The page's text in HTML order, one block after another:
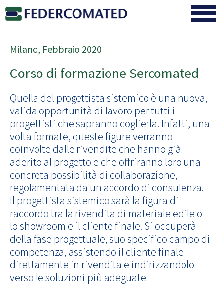
Milano, Febbraio 2020
Corso di formazione Sercomated
Quella del progettista sistemico è una nuova,
valida opportunità di lavoro per tutti i
progettisti che sapranno coglierla. Infatti, una
volta formate, queste figure verranno
coinvolte dalle rivendite che hanno già
aderito al progetto e che offriranno loro una
concreta possibilità di collaborazione,
regolamentata da un accordo di consulenza.
Il progettista sistemico sarà la figura di
raccordo tra la rivendita di materiale edile o
lo showroom e il cliente finale. Si occuperà
della fase progettuale, suo specifico campo di
competenza, assistendo il cliente finale
direttamente in rivendita e indirizzandolo
verso le soluzioni più adeguate.